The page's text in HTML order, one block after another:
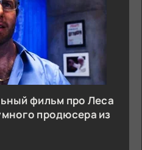
фильм про Леса
продюсера из